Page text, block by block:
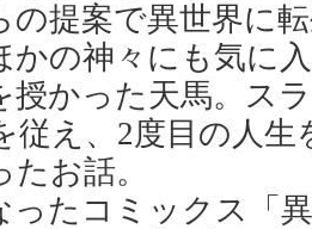
の提案で異世界に
かの神々にも気に
授かった天馬。ス
従え、2度目の人生
お話。
ったコミックス「